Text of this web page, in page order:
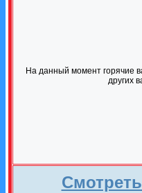
На данный момент горячие
других